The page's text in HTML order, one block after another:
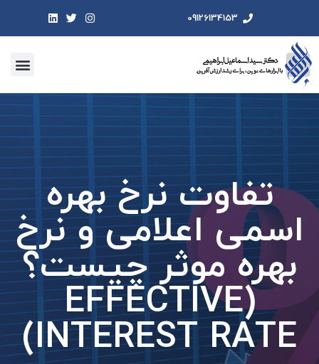
09126134153
تفاوت نرخ بهره
اسمی اعلامی و نرخ
بهره موثر چیست؟
(EFFECTIVE
INTEREST RATE)